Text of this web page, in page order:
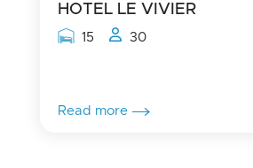
HOTEL LE VIVIER
Rooms capacity
15 People capacity
30
Read more